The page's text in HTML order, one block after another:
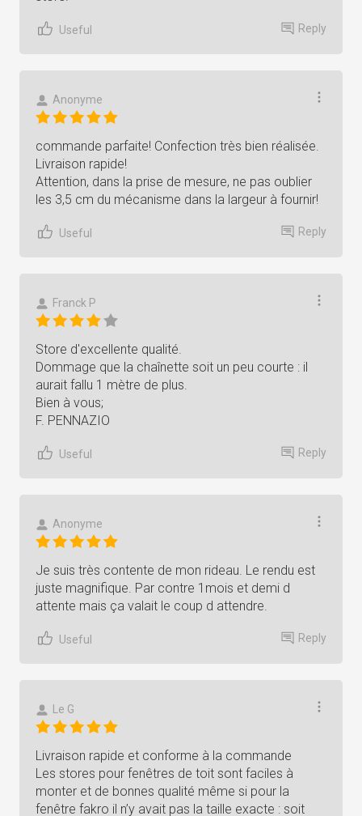
Useful Reply
Anonyme
commande parfaite! Confection très bien réalisée.
Livraison rapide!
Attention, dans la prise de mesure, ne pas oublier
les 3,5 cm du mécanisme dans la largeur à fournir!
Useful Reply
Franck P
Store d'excellente qualité.
Dommage que la chaînette soit un peu courte : il
aurait fallu 1 mètre de plus.
Bien à vous;
F. PENNAZIO
Useful Reply
Anonyme
Je suis très contente de mon rideau. Le rendu est
juste magnifique. Par contre 1mois et demi d
attente mais ça valait le coup d attendre.
Useful Reply
Le G
Livraison rapide et conforme à la commande
Les stores pour fenêtres de toit sont faciles à
monter et de bonnes qualité même si pour la
fenêtre fakro il n’y avait pas la taille exacte : soit